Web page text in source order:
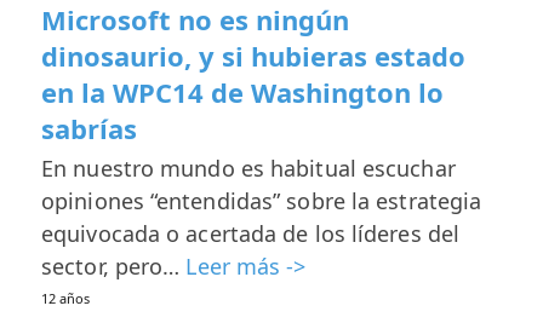
Microsoft no es ningún
dinosaurio, y si hubieras estado
en la WPC14 de Washington lo
sabrías
En nuestro mundo es habitual escuchar
opiniones “entendidas” sobre la estrategia
equivocada o acertada de los líderes del
sector, pero… Leer más ->
12 años